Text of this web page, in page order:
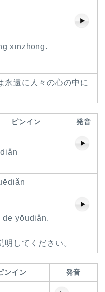
xīnzhōng.
遠に人々の心の中に
ピンイン 発音
yōudiǎn.
してください。
ンイン 発音